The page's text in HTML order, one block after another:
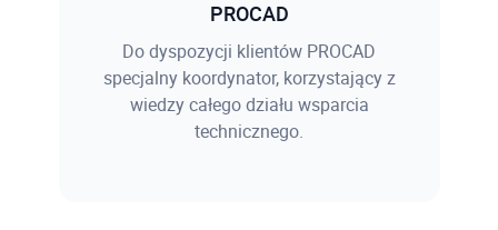
PROCAD
Do dyspozycji klientów PROCAD
specjalny koordynator, korzystający z
wiedzy całego działu wsparcia
technicznego.